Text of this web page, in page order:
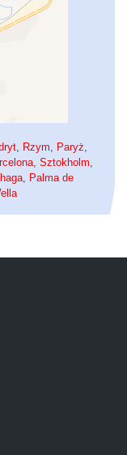
Rzym Paryż
Sztokholm
Palma de